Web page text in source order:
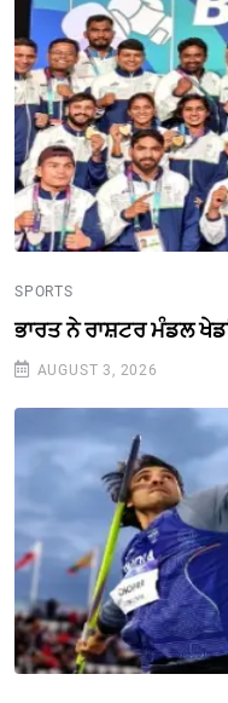
SPORTS
ਭਾਰਤ ਨੇ ਰਾਸ਼ਟਰ ਮੰਡਲ
AUGUST 3, 2026